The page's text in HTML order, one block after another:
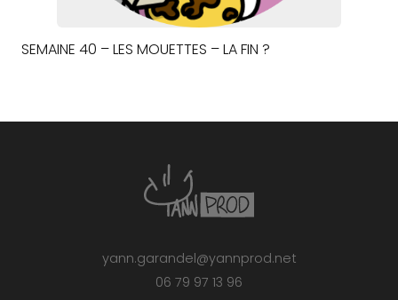
SEMAINE 40 – LES MOUETTES – LA FIN ?
yann.garandel@yannprod.net
06 79 97 13 96